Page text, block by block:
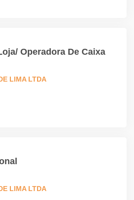
Operadora De Caixa
LIMA LTDA
LIMA LTDA